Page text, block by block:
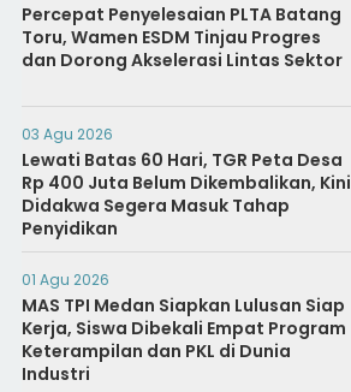
Percepat Penyelesaian PLTA Batang
Toru, Wamen ESDM Tinjau Progres
dan Dorong Akselerasi Lintas Sektor
03 Agu 2026
Lewati Batas 60 Hari, TGR Peta Desa
Rp 400 Juta Belum Dikembalikan, Kini
Didakwa Segera Masuk Tahap
Penyidikan
01 Agu 2026
MAS TPI Medan Siapkan Lulusan Siap
Kerja, Siswa Dibekali Empat Program
Keterampilan dan PKL di Dunia
Industri